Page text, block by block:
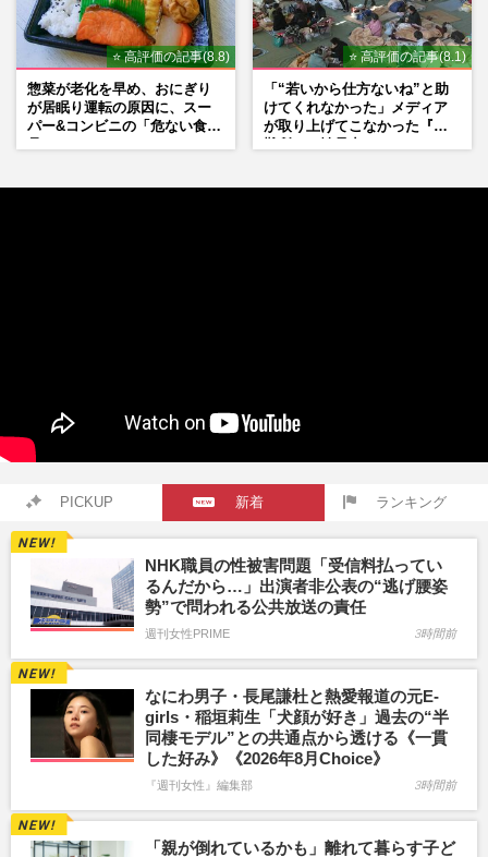
⭐ 高評価の記事(8.8)
惣菜が老化を早め、おにぎり
が居眠り運転の原因に、スー
パー&コンビニの「危ない食
⭐ 高評価の記事(8.1)
「“若いから仕方ないね”と助
けてくれなかった」メディア
が取り上げてこなかった『避
PICKUP 新着 ランキング
NHK職員の性被害問題「受信料払ってい
るんだから…」出演者非公表の“逃げ腰姿
勢”で問われる公共放送の責任
週刊女性PRIME 3時間前
なにわ男子・長尾謙杜と熱愛報道の元E-
girls・稲垣莉生「犬顔が好き」過去の“半
同棲モデル”との共通点から透ける《一貫
した好み》《2026年8月Choice》
『週刊女性』編集部 3時間前
「親が倒れているかも」離れて暮らす子ど